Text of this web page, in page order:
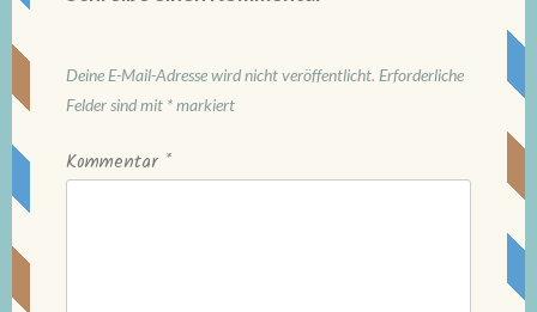
Deine E-Mail-Adresse wird nicht veröffentlicht. Erforderliche
Felder sind mit *markiert
Kommentar *